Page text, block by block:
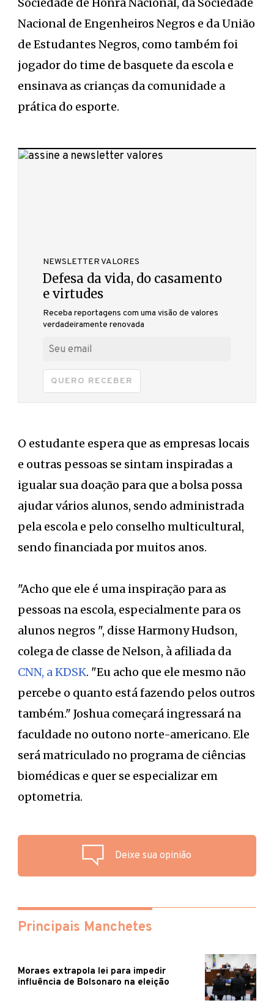
Nacional de Engenheiros Negros e da União
de Estudantes Negros, como também foi
jogador do time de basquete da escola e
ensinava as crianças da comunidade a
prática do esporte.
NEWSLETTER VALORES
Defesa da vida, do casamento
e virtudes
Receba reportagens com uma visão de valores
verdadeiramente renovada
QUERO RECEBER
O estudante espera que as empresas locais
e outras pessoas se sintam inspiradas a
igualar sua doação para que a bolsa possa
ajudar vários alunos, sendo administrada
pela escola e pelo conselho multicultural,
sendo financiada por muitos anos.
"Acho que ele é uma inspiração para as
pessoas na escola, especialmente para os
alunos negros ", disse Harmony Hudson,
colega de classe de Nelson, à afiliada da
CNN, a KDSK. "Eu acho que ele mesmo não
percebe o quanto está fazendo pelos outros
também." Joshua começará ingressará na
faculdade no outono norte-americano. Ele
será matriculado no programa de ciências
biomédicas e quer se especializar em
optometria.
Deixe sua opinião
Principais Manchetes
Moraes extrapola lei para impedir
influência de Bolsonaro na eleição